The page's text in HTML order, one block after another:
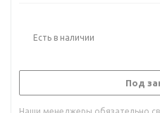
Есть в наличии
Под
Наши менеджеры обязательно